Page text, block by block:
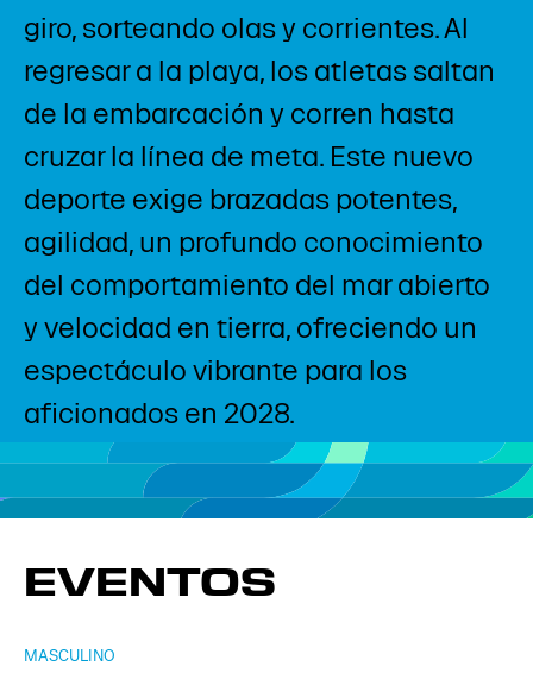
giro, sorteando olas y corrientes. Al
regresar a la playa, los atletas saltan
de la embarcación y corren hasta
cruzar la línea de meta. Este nuevo
deporte exige brazadas potentes,
agilidad, un profundo conocimiento
del comportamiento del mar abierto
y velocidad en tierra, ofreciendo un
espectáculo vibrante para los
aficionados en 2028.
EVENTOS
MASCULINO